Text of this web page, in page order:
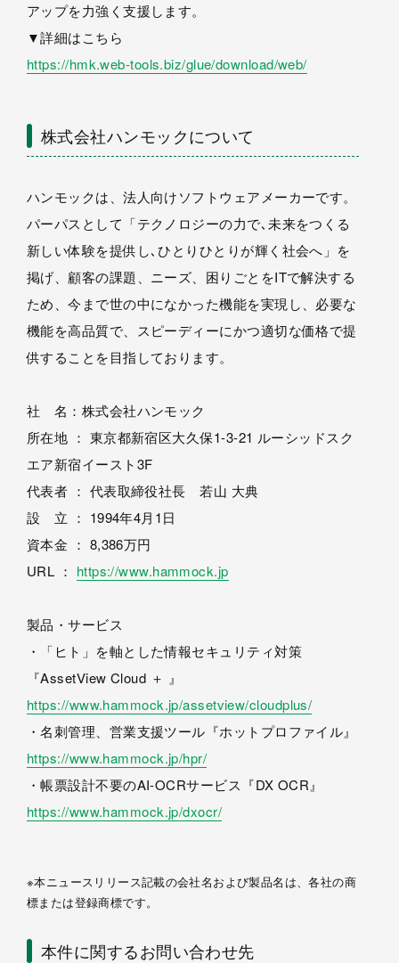
アップを力強く支援します。
▼詳細はこちら
https://hmk.web-tools.biz/glue/download/web/
株式会社ハンモックについて
ハンモックは、法人向けソフトウェアメーカーです。
パーパスとして「テクノロジーの力で､未来をつくる
新しい体験を提供し､ひとりひとりが輝く社会へ」を
掲げ、顧客の課題、ニーズ、困りごとをITで解決する
ため、今まで世の中になかった機能を実現し、必要な
機能を高品質で、スピーディーにかつ適切な価格で提
供することを目指しております。
社 名：株式会社ハンモック
所在地 ： 東京都新宿区大久保1-3-21 ルーシッドスク
エア新宿イースト3F
代表者 ： 代表取締役社長 若山 大典
設 立 ： 1994年4月1日
資本金 ： 8,386万円
URL ： https://www.hammock.jp
製品・サービス
・「ヒト」を軸とした情報セキュリティ対策
『AssetView Cloud ＋ 』
https://www.hammock.jp/assetview/cloudplus/
・名刺管理、営業支援ツール『ホットプロファイル』
https://www.hammock.jp/hpr/
・帳票設計不要のAI-OCRサービス『DX OCR』
https://www.hammock.jp/dxocr/
※本ニュースリリース記載の会社名および製品名は、各社の商
標または登録商標です。
本件に関するお問い合わせ先